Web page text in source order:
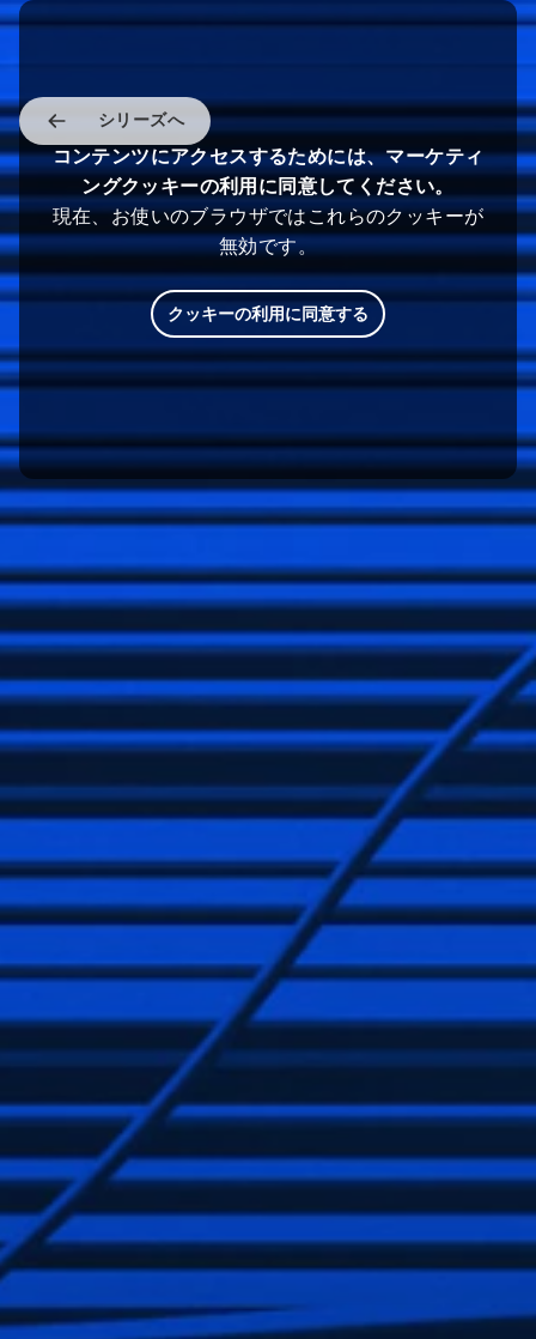
シリーズへ
コンテンツにアクセスするためには、マーケティ
ングクッキーの利用に同意してください。
現在、お使いのブラウザではこれらのクッキーが
無効です。
クッキーの利用に同意する